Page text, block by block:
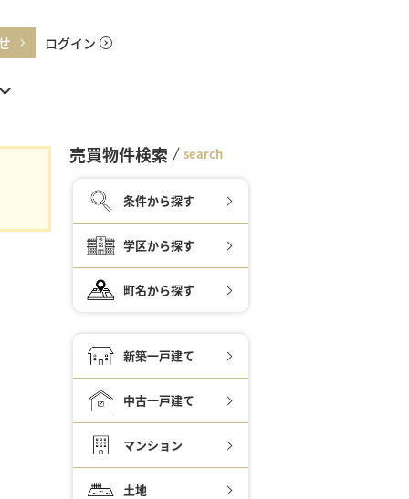
ログイン
売買物件検索 search
条件から探す
学区から探す
町名から探す
新築一戸建て
中古一戸建て
マンション
土地